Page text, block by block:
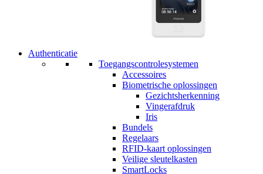
Authenticatie
Toegangscontrolesystemen
Accessoires
Biometrische oplossingen
Gezichtsherkenning
Vingerafdruk
Iris
Bundels
Regelaars
RFID-kaart oplossingen
Veilige sleutelkasten
SmartLocks